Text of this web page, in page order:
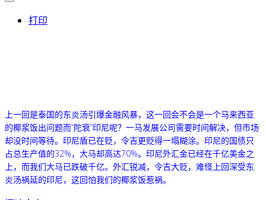
打印
上一回是泰国的东炎汤引爆金融风暴，这一回会不会是一个马来西亚
的椰浆饭出问题而“陀衰”印尼呢？一马发展公司需要时间解决，但市场
却没时间等待。印尼盾已在贬，令吉更贬得一塌糊涂。印尼的国债只
占总生产值的32%，大马却高达70%。印尼外汇金已经在千亿美金之
上，而我们大马已跌破千亿。 外汇锐减，令吉大贬，难怪上回深受东
炎汤祸延的印尼，这回怕我们的椰浆饭惹祸。